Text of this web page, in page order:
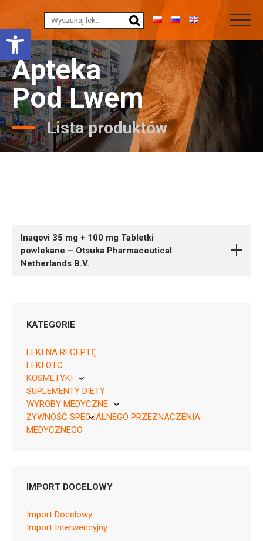
Otwórz pasek narzędzi
Apteka
Pod Lwem
Lista produktów
Inaqovi 35 mg + 100 mg Tabletki
powlekane – Otsuka Pharmaceutical
Netherlands B.V.
Rpz ¦ EU/1/23/1756/001 ¦ 151552
5 tabl.
L01BC58
KATEGORIE
LEKI NA RECEPTĘ
LEKI OTC
KOSMETYKI
Pierre Fabre
SUPLEMENTY DIETY
WYROBY MEDYCZNE
KikGel
ŻYWNOŚĆ SPECJALNEGO PRZEZNACZENIA
MEDYCZNEGO
IMPORT DOCELOWY
Import Docelowy
Import Interwencyjny